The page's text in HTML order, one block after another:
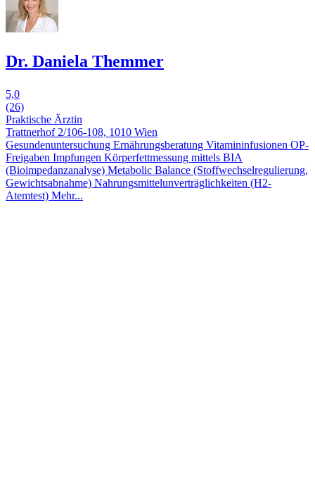
Dr. Daniela Themmer
5,0
(26)
Praktische Ärztin
Trattnerhof 2/106-108, 1010 Wien
Gesundenuntersuchung Ernährungsberatung Vitamininfusionen OP-
Freigaben Impfungen Körperfettmessung mittels BIA
(Bioimpedanzanalyse) Metabolic Balance (Stoffwechselregulierung,
Gewichtsabnahme) Nahrungsmittelunverträglichkeiten (H2-
Atemtest) Mehr...